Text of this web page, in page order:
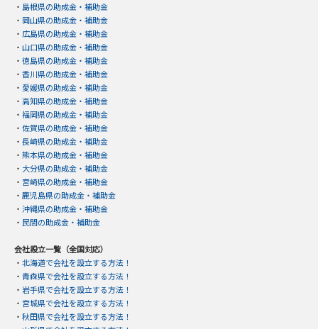
・ 島根県の助成金・補助金
・ 岡山県の助成金・補助金
・ 広島県の助成金・補助金
・ 山口県の助成金・補助金
・ 徳島県の助成金・補助金
・ 香川県の助成金・補助金
・ 愛媛県の助成金・補助金
・ 高知県の助成金・補助金
・ 福岡県の助成金・補助金
・ 佐賀県の助成金・補助金
・ 長崎県の助成金・補助金
・ 熊本県の助成金・補助金
・ 大分県の助成金・補助金
・ 宮崎県の助成金・補助金
・ 鹿児島県の助成金・補助金
・ 沖縄県の助成金・補助金
・ 民間の助成金・補助金
会社設立一覧（全国対応）
・ 北海道で会社を設立する方法！
・ 青森県で会社を設立する方法！
・ 岩手県で会社を設立する方法！
・ 宮城県で会社を設立する方法！
・ 秋田県で会社を設立する方法！